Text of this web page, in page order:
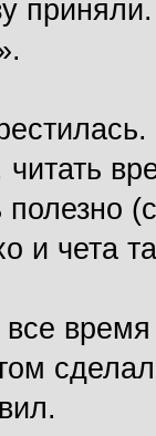
и чета
время